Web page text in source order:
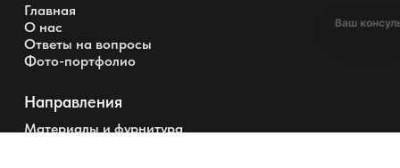
Главная
О нас
Ответы на вопросы
Фото-портфолио
Направления
Материалы и фурнитура
Ваш